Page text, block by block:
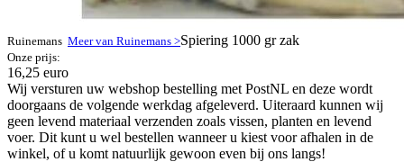
Ruinemans Meer van Ruinemans >Spiering 1000 gr zak
Onze prijs:
16,25 euro
Wij versturen uw webshop bestelling met PostNL en deze wordt
doorgaans de volgende werkdag afgeleverd. Uiteraard kunnen wij
geen levend materiaal verzenden zoals vissen, planten en levend
voer. Dit kunt u wel bestellen wanneer u kiest voor afhalen in de
winkel, of u komt natuurlijk gewoon even bij ons langs!